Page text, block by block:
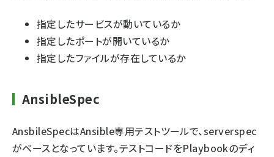
指定したサービスが動いているか
指定したポートが開いているか
指定したファイルが存在しているか
AnsibleSpec
AnsbileSpecはAnsible専用テストツールで、serverspec
がベースとなっています。テストコードをPlaybookのディ